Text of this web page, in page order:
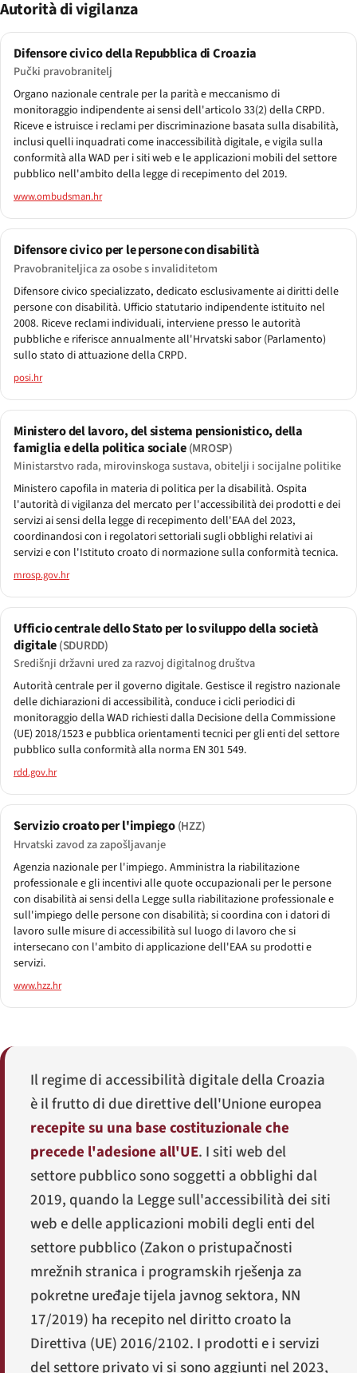
Autorità di vigilanza
Difensore civico della Repubblica di Croazia
Pučki pravobranitelj
Organo nazionale centrale per la parità e meccanismo di
monitoraggio indipendente ai sensi dell'articolo 33(2) della CRPD.
Riceve e istruisce i reclami per discriminazione basata sulla disabilità,
inclusi quelli inquadrati come inaccessibilità digitale, e vigila sulla
conformità alla WAD per i siti web e le applicazioni mobili del settore
pubblico nell'ambito della legge di recepimento del 2019.
www.ombudsman.hr
Difensore civico per le persone con disabilità
Pravobraniteljica za osobe s invaliditetom
Difensore civico specializzato, dedicato esclusivamente ai diritti delle
persone con disabilità. Ufficio statutario indipendente istituito nel
2008. Riceve reclami individuali, interviene presso le autorità
pubbliche e riferisce annualmente all'Hrvatski sabor (Parlamento)
sullo stato di attuazione della CRPD.
posi.hr
Ministero del lavoro, del sistema pensionistico, della
famiglia e della politica sociale(MROSP)
Ministarstvo rada, mirovinskoga sustava, obitelji i socijalne politike
Ministero capofila in materia di politica per la disabilità. Ospita
l'autorità di vigilanza del mercato per l'accessibilità dei prodotti e dei
servizi ai sensi della legge di recepimento dell'EAA del 2023,
coordinandosi con i regolatori settoriali sugli obblighi relativi ai
servizi e con l'Istituto croato di normazione sulla conformità tecnica.
mrosp.gov.hr
Ufficio centrale dello Stato per lo sviluppo della società
digitale(SDURDD)
Središnji državni ured za razvoj digitalnog društva
Autorità centrale per il governo digitale. Gestisce il registro nazionale
delle dichiarazioni di accessibilità, conduce i cicli periodici di
monitoraggio della WAD richiesti dalla Decisione della Commissione
(UE) 2018/1523 e pubblica orientamenti tecnici per gli enti del settore
pubblico sulla conformità alla norma EN 301 549.
rdd.gov.hr
Servizio croato per l'impiego(HZZ)
Hrvatski zavod za zapošljavanje
Agenzia nazionale per l'impiego. Amministra la riabilitazione
professionale e gli incentivi alle quote occupazionali per le persone
con disabilità ai sensi della Legge sulla riabilitazione professionale e
sull'impiego delle persone con disabilità; si coordina con i datori di
lavoro sulle misure di accessibilità sul luogo di lavoro che si
intersecano con l'ambito di applicazione dell'EAA su prodotti e
servizi.
www.hzz.hr
Il regime di accessibilità digitale della Croazia
è il frutto di due direttive dell'Unione europea
recepite su una base costituzionale che
precede l'adesione all'UE. I siti web del
settore pubblico sono soggetti a obblighi dal
2019, quando la Legge sull'accessibilità dei siti
web e delle applicazioni mobili degli enti del
settore pubblico (Zakon o pristupačnosti
mrežnih stranica i programskih rješenja za
pokretne uređaje tijela javnog sektora, NN
17/2019) ha recepito nel diritto croato la
Direttiva (UE) 2016/2102. I prodotti e i servizi
del settore privato vi si sono aggiunti nel 2023,